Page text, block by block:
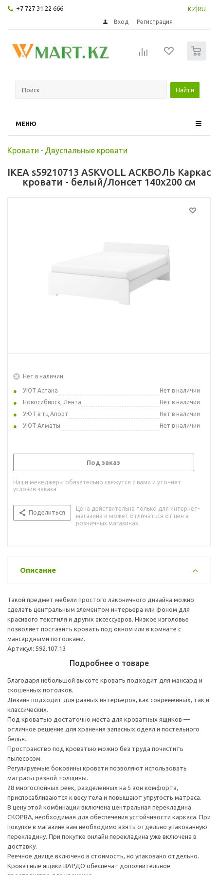
+7 727 31 22 666 KZ RU
Вход Регистрация
Найти
МЕНЮ
Кровати - Двуспальные кровати
IKEA s59210713 ASKVOLL АСКВОЛЬ Каркас
кровати - белый/Лонсет 140x200 см
Нет в наличии
УЮТ Астана
Нет в наличии
Новосибирск, Лента
Нет в наличии
УЮТ в тц Апорт
Нет в наличии
УЮТ Алматы
Нет в наличии
Под заказ
Наши менеджеры обязательно свяжутся с вами и уточнят
условия заказа
Поделиться
Цена действительна только для интернет-
магазина и может отличаться от цен в
розничных магазинах
Описание
Такой предмет мебели простого лаконичного дизайна можно
сделать центральным элементом интерьера или фоном для
красивого текстиля и других аксессуаров. Низкое изголовье
позволяет поставить кровать под окном или в комнате с
мансардными потолками.
Артикул: 592.107.13
Подробнее о товаре
Благодаря небольшой высоте кровать подходит для мансард и
скошенных потолков.
Дизайн подходит для разных интерьеров, как современных, так и
классических.
Под кроватью достаточно места для кроватных ящиков —
отличное решение для хранения запасных одеял и постельного
белья.
Пространство под кроватью можно без труда почистить
пылесосом.
Регулируемые боковины кровати позволяют использовать
матрасы разной толщины.
28 многослойных реек, разделенных на 5 зон комфорта,
приспосабливаются к весу тела и повышают упругость матраса.
В цену этой комбинации включена центральная перекладина
СКОРВА, необходимая для обеспечения устойчивости каркаса. При
покупке в магазине вам необходимо взять отдельно упакованную
перекладину. При покупке онлайн перекладина уже включена в
доставку.
Реечное днище включено в стоимость, но упаковано отдельно.
Кроватные ящики ВАРДО обеспечат дополнительное